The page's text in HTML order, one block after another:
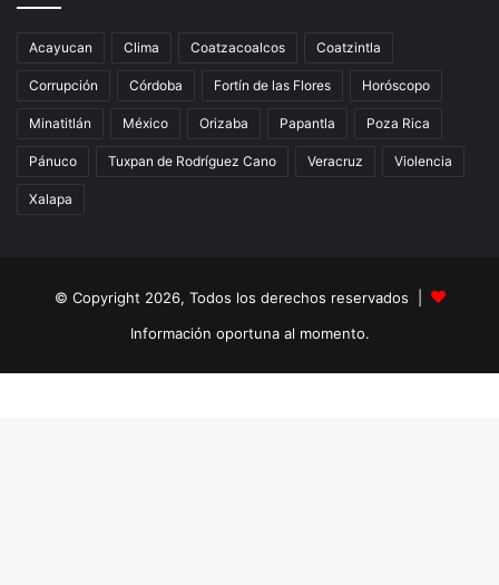
Acayucan Clima Coatzacoalcos Coatzintla
Corrupción Córdoba Fortín de las Flores Horóscopo
Minatitlán México Orizaba Papantla Poza Rica
Pánuco Tuxpan de Rodríguez Cano Veracruz Violencia
Xalapa
© Copyright 2026, Todos los derechos reservados |
Información oportuna al momento.